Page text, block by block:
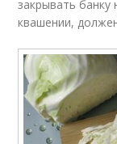
закрывать банку
квашении,